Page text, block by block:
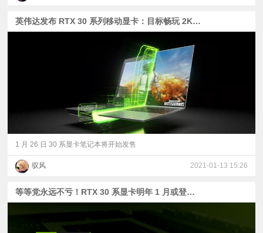
验
英伟达发布 RTX 30 系列移动显卡：目标畅玩 2K 游戏
1 月 26 日 30 系显卡笔记本将开始发售
驭风 2021-01-13 15:26
等等党永远不亏！RTX 30 系显卡明年 1 月或登陆游戏本平台